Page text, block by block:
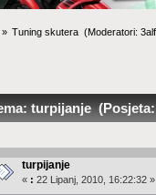
» Tuning skutera (Moderatori:
turpijanje (Posjeta:
turpijanje
« : 22 Lipanj, 2010, 16:22:32 »